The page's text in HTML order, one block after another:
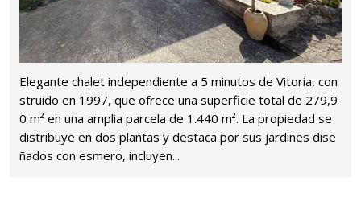
Elegante chalet independiente a 5 minutos de Vitoria, con
struido en 1997, que ofrece una superficie total de 279,9
0 m² en una amplia parcela de 1.440 m². La propiedad se
distribuye en dos plantas y destaca por sus jardines dise
ñados con esmero, incluyen...